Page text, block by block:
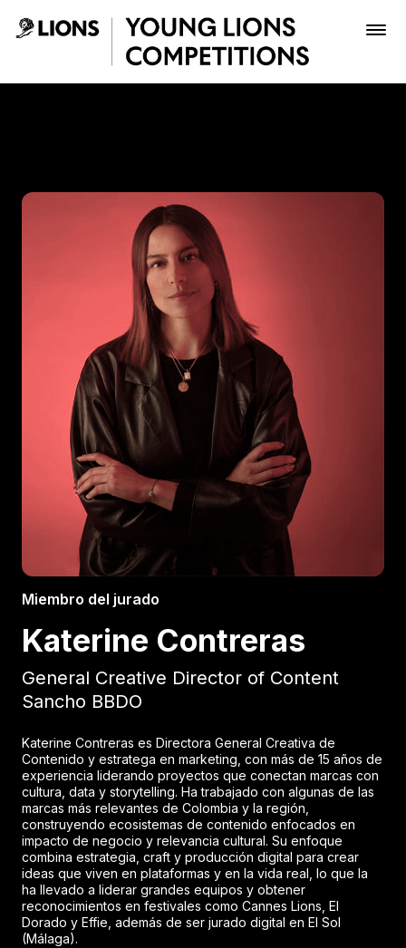
Saltar al contenido principal
Inscribir
Boletería
Miembro del jurado
Katerine Contreras
General Creative Director of Content
Sancho BBDO
Katerine Contreras es Directora General Creativa de
Contenido y estratega en marketing, con más de 15 años de
experiencia liderando proyectos que conectan marcas con
cultura, data y storytelling. Ha trabajado con algunas de las
marcas más relevantes de Colombia y la región,
construyendo ecosistemas de contenido enfocados en
impacto de negocio y relevancia cultural. Su enfoque
combina estrategia, craft y producción digital para crear
ideas que viven en plataformas y en la vida real, lo que la
ha llevado a liderar grandes equipos y obtener
reconocimientos en festivales como Cannes Lions, El
Dorado y Effie, además de ser jurado digital en El Sol
(Málaga).